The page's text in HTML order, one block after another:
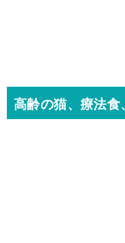
高齢の猫、療法